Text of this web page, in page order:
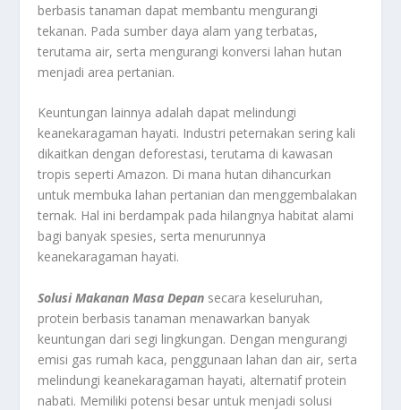
berbasis tanaman dapat membantu mengurangi
tekanan. Pada sumber daya alam yang terbatas,
terutama air, serta mengurangi konversi lahan hutan
menjadi area pertanian.
Keuntungan lainnya adalah dapat melindungi
keanekaragaman hayati. Industri peternakan sering kali
dikaitkan dengan deforestasi, terutama di kawasan
tropis seperti Amazon. Di mana hutan dihancurkan
untuk membuka lahan pertanian dan menggembalakan
ternak. Hal ini berdampak pada hilangnya habitat alami
bagi banyak spesies, serta menurunnya
keanekaragaman hayati.
Solusi Makanan Masa Depan secara keseluruhan,
protein berbasis tanaman menawarkan banyak
keuntungan dari segi lingkungan. Dengan mengurangi
emisi gas rumah kaca, penggunaan lahan dan air, serta
melindungi keanekaragaman hayati, alternatif protein
nabati. Memiliki potensi besar untuk menjadi solusi